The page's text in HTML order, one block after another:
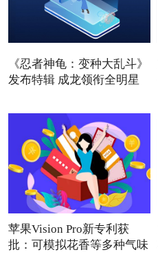
《忍者神龟：变种大乱斗》
发布特辑 成龙领衔全明星
苹果Vision Pro新专利获
批：可模拟花香等多种气味